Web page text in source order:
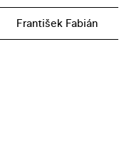
František Fabián